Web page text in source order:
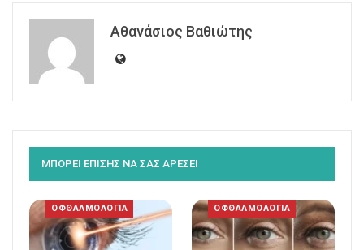
Αθανάσιος Βαθιώτης
ΜΠΟΡΕΙ ΕΠΙΣΗΣ ΝΑ ΣΑΣ ΑΡΕΣΕΙ
ΟΦΘΑΛΜΟΛΟΓΙΑ ΟΦΘΑΛΜΟΛΟΓΙΑ